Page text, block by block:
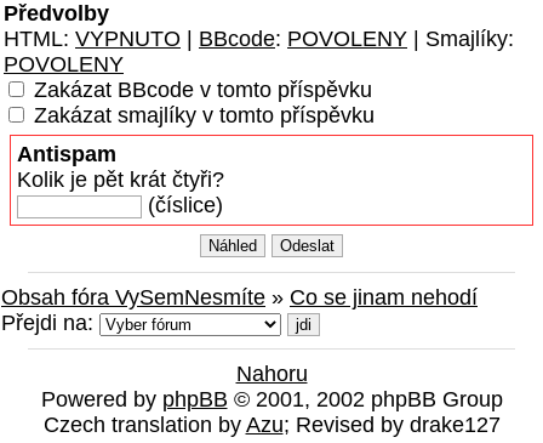
Předvolby
HTML: VYPNUTO BBcode: POVOLENY | Smajlíky:
POVOLENY
Zakázat BBcode v tomto příspěvku
Zakázat smajlíky v tomto příspěvku
Antispam
Kolik je pět krát čtyři?
(číslice)
Obsah fóra VySemNesmíte » Co se jinam nehodí
Přejdi na:
Nahoru
Powered by phpBB © 2001, 2002 phpBB Group
Czech translation by Azu; Revised by drake127